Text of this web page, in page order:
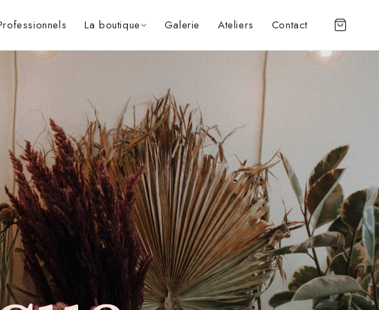
La boutique Galerie Ateliers Contact